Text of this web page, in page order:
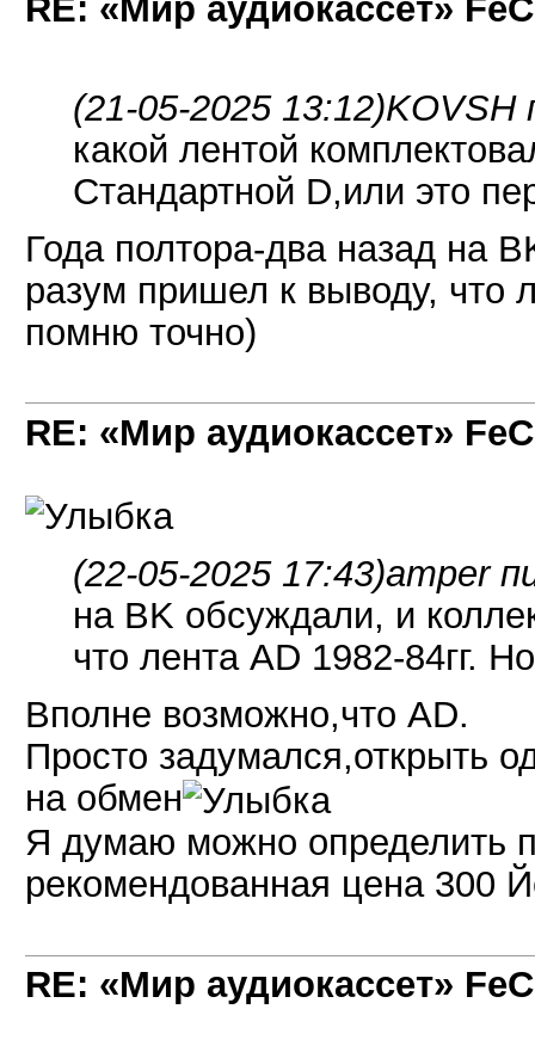
RE: «Мир аудиокассет»
(21-05-2025 13:12)KOVSH
какой лентой
Стандартной D,или это
Года полтора-два назад на
разум пришел к выводу, что
помню точно)
RE: «Мир аудиокассет»
(22-05-2025 17:43)amper
на BK обсуждали, и
что лента AD 1982-84гг.
Вполне возможно,что AD.
Просто задумался,открыть
на обмен
Я думаю можно определить
рекомендованная цена 300
RE: «Мир аудиокассет»